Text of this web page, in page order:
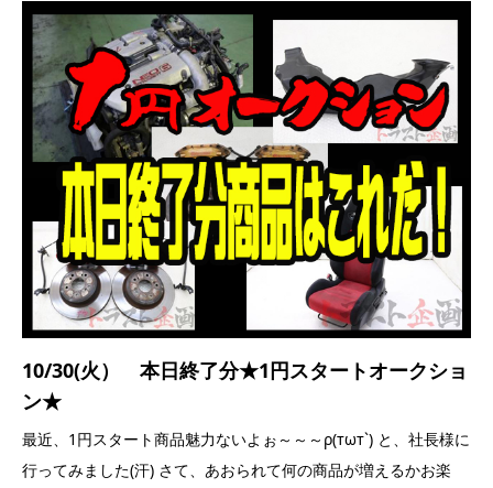
10/30(火） 本日終了分★1円スタートオークショ
ン★
最近、1円スタート商品魅力ないよぉ～～～ρ(тωт`) と、社長様に
行ってみました(汗) さて、あおられて何の商品が増えるかお楽